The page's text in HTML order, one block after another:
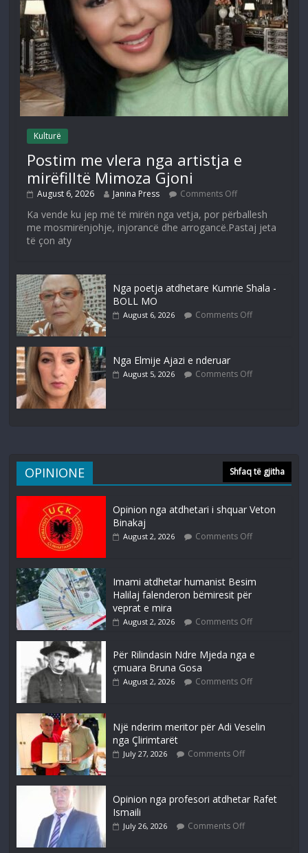
Kulturë
Postim me vlera nga artistja e
mirëfilltë Mimoza Gjoni
August 6, 2026 Janina Press Comments Off
Ka vende ku jep më të mirën nga vetja, por përballesh
me mosmirënjohje, injorancë dhe arrogancë.Pastaj jeta
të çon aty
Nga poetja atdhetare Kumrie Shala -
BOLL MO
August 6, 2026 Comments Off
Nga Elmije Ajazi e nderuar
August 5, 2026 Comments Off
OPINIONE Shfaq të gjitha
Opinion nga atdhetari i shquar Veton
Binakaj
August 2, 2026 Comments Off
Imami atdhetar humanist Besim
Halilaj falenderon bëmiresit për
veprat e mira
August 2, 2026 Comments Off
Për Rilindasin Ndre Mjeda nga e
çmuara Bruna Gosa
August 2, 2026 Comments Off
Një nderim meritor për Adi Veselin
nga Çlirimtarët
July 27, 2026 Comments Off
Opinion nga profesori atdhetar Rafet
Ismaili
July 26, 2026 Comments Off